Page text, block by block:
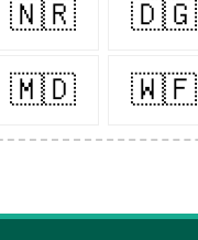
🇳🇷 🇩🇬
🇲🇩 🇼🇫